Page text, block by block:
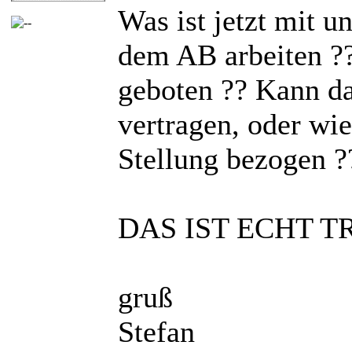
Was ist jetzt mit
dem AB arbeiten
geboten ?? Kann
vertragen, oder
Stellung bezogen
DAS IST ECHT
gruß
Stefan